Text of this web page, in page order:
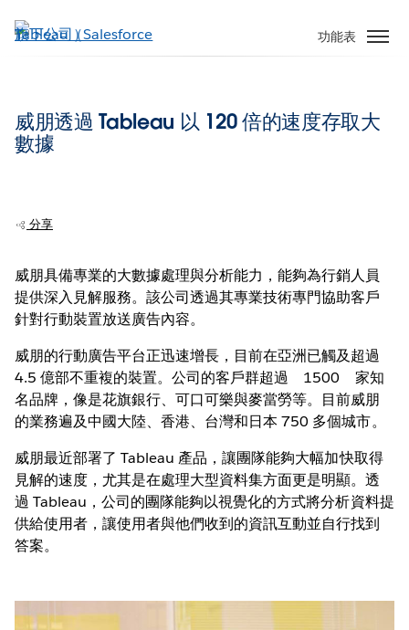
至
功能表
威朋透過 Tableau 以 120 倍的速度存取大
數據
分享
威朋具備專業的大數據處理與分析能力，能夠為行銷人員
提供深入見解服務。該公司透過其專業技術專門協助客戶
針對行動裝置放送廣告內容。
威朋的行動廣告平台正迅速增長，目前在亞洲已觸及超過
4.5 億部不重複的裝置。公司的客戶群超過 1500 家知
名品牌，像是花旗銀行、可口可樂與麥當勞等。目前威朋
的業務遍及中國大陸、香港、台灣和日本 750 多個城市。
威朋最近部署了 Tableau 產品，讓團隊能夠大幅加快取得
見解的速度，尤其是在處理大型資料集方面更是明顯。透
過 Tableau，公司的團隊能夠以視覺化的方式將分析資料提
供給使用者，讓使用者與他們收到的資訊互動並自行找到
答案。